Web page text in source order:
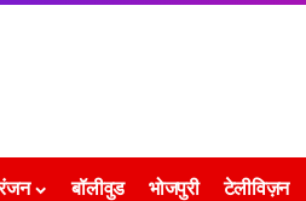
बॉलीवुड भोजपुरी टेलीविज़न